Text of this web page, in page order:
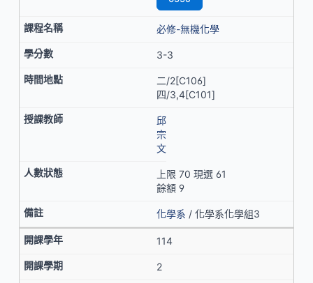
必修-無機化學
3-3
二/2[C106]
四/3,4[C101]
邱
宗
文
上限 70 現選 61
餘額 9
化學系 / 化學系化學組3
114
2